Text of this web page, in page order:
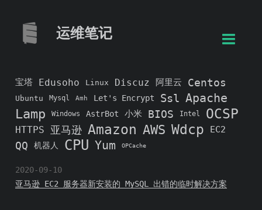
运维笔记
宝塔 Edusoho Linux Discuz 阿里云 Centos
Ubuntu Mysql Amh Let's Encrypt Ssl Apache
Lamp Windows AstrBot 小米 BIOS Intel OCSP
HTTPS 亚马逊 Amazon AWS Wdcp EC2
QQ 机器人 CPU Yum OPCache
2020-09-10
亚马逊 EC2 服务器新安装的 MySQL 出错的临时解决方案